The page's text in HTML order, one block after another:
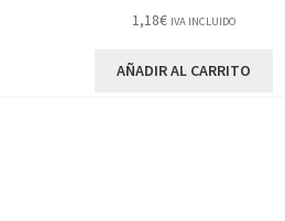
1,18€ IVA INCLUIDO
AÑADIR AL CARRITO